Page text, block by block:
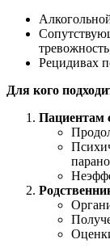
Рецидивах
Для кого
Пациентам